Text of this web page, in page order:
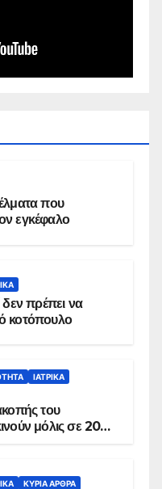
που
εγκέφαλο
δεν πρέπει να
κοτόπουλο
ΙΑΤΡΙΚΆ
του
μόλις σε 20
ΚΥΡΙΑ ΑΡΘΡΑ